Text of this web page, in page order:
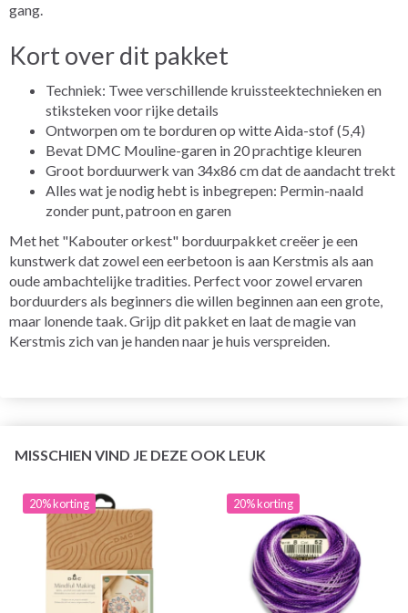
gang.
Kort over dit pakket
Techniek: Twee verschillende kruissteektechnieken en
stiksteken voor rijke details
Ontworpen om te borduren op witte Aida-stof (5,4)
Bevat DMC Mouline-garen in 20 prachtige kleuren
Groot borduurwerk van 34x86 cm dat de aandacht trekt
Alles wat je nodig hebt is inbegrepen: Permin-naald
zonder punt, patroon en garen
Met het "Kabouter orkest" borduurpakket creëer je een
kunstwerk dat zowel een eerbetoon is aan Kerstmis als aan
oude ambachtelijke tradities. Perfect voor zowel ervaren
borduurders als beginners die willen beginnen aan een grote,
maar lonende taak. Grijp dit pakket en laat de magie van
Kerstmis zich van je handen naar je huis verspreiden.
MISSCHIEN VIND JE DEZE OOK LEUK
20% korting 20% korting